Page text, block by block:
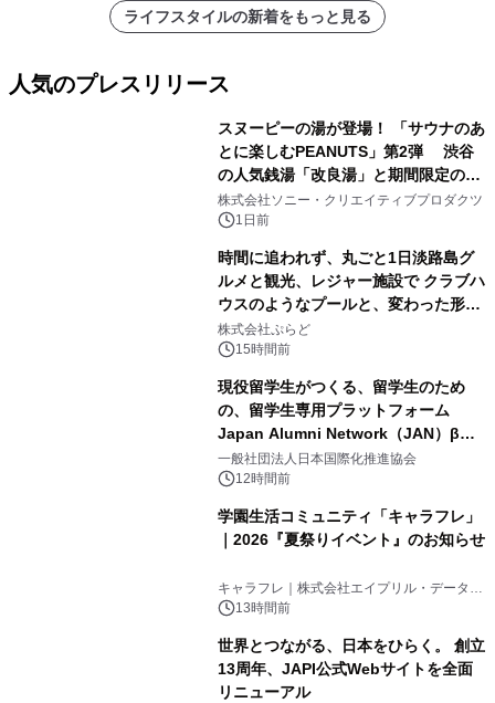
ライフスタイルの新着をもっと見る
人気のプレスリリース
スヌーピーの湯が登場！ 「サウナのあ
とに楽しむPEANUTS」第2弾 渋谷
の人気銭湯「改良湯」と期間限定のコ
ラボレーション サウナイキタイコラ
ボグッズも発売決定！
株式会社ソニー・クリエイティブプロダクツ
1日前
時間に追われず、丸ごと1日淡路島グ
ルメと観光、レジャー施設で クラブハ
ウスのようなプールと、変わった形の
サウナも 「THE BOXY AWAJI」のお
得な素泊まり連泊プランで
株式会社ぷらど
15時間前
現役留学生がつくる、留学生のため
の、留学生専用プラットフォーム
Japan Alumni Network（JAN）β版
をリリース
一般社団法人日本国際化推進協会
12時間前
学園生活コミュニティ「キャラフレ」
｜2026『夏祭りイベント』のお知らせ
キャラフレ｜株式会社エイプリル・データ・
デザインズ
13時間前
世界とつながる、日本をひらく。 創立
13周年、JAPI公式Webサイトを全面
リニューアル